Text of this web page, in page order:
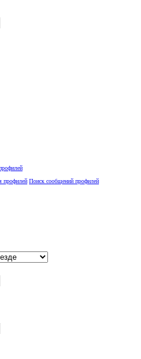
профилей Поиск сообщений профилей